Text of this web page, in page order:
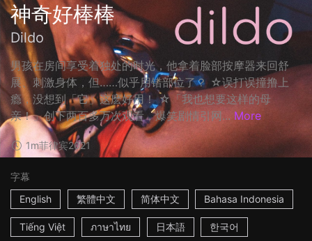
神奇好棒棒
Dildo
男孩在房间享受着独处的时光，他拿着脸部按摩器来回舒
展、刺激身体，但……似乎用错部位了？ ☆误打误撞撸上
瘾，没想到「它」这麽好用！ ☆「我也想要这样的母
亲！」创下两百多万次观看，爆笑剧情引网... More
1m菲律宾2021
字幕
English
繁體中文 简体中文 Bahasa Indonesia
Tiếng Việt ภาษาไทย 日本語 한국어